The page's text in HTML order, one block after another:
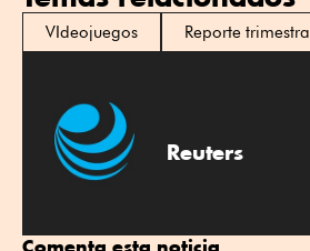
VIdeojuegos Reporte trimestral
Reuters